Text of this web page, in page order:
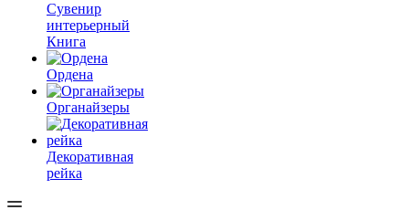
Сувенир
интерьерный
Книга
Ордена
Органайзеры
Декоративная
рейка